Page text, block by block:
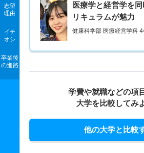
志望
理由
イチ
オシ
卒業後
の進路
医療学と経営学を
リキュラムが魅力
健康科学部 医療経営学科
学費や就職などの項
大学を比較してみ
他の大学と比較